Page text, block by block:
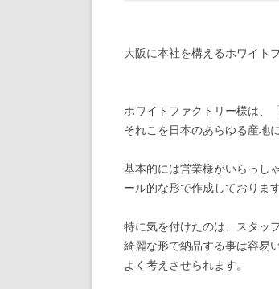
大阪に本社を構えるホワイト
ホワイトファクトリー様は、
それこを日本のあらゆる産地
基本的には営業様がいらっし
ール的な形で作成しております
特に気を付けたのは、スタッ
綺麗な形で納品する事は容易
よく考えさせられます。